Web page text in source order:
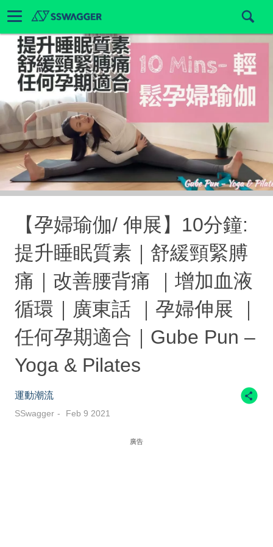
【孕婦瑜伽/ 伸展】10分鐘:
提升睡眠質素｜舒緩頸緊膊
痛｜改善腰背痛 ｜增加血液
循環｜廣東話 ｜孕婦伸展 ｜
任何孕期適合｜Gube Pun –
Yoga & Pilates
運動潮流
SSwagger Feb 9 2021
廣告